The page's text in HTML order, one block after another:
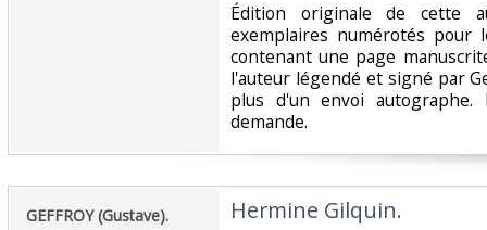
‎Édition originale de cette
exemplaires numérotés pour
contenant une page
l'auteur légendé et signé par
plus d'un envoi autographe.
demande.‎
‎GEFFROY (Gustave).‎ ‎Hermine Gilquin. ‎